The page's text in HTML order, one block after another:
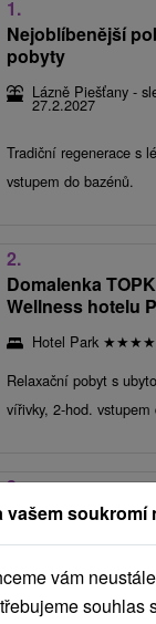
1.
Nejoblíbenější
pobyty
Lázně Piešťany -
27.2.2027
Tradiční regenerace s
vstupem do bazénů.
2.
Domalenka
Wellness hotelu
Hotel Park ★★★★
Relaxační pobyt s
vířivky, 2-hod.
3.
Domalenka
Hotel Magnólia★★
Relaxační pobyt plný
vašem soukromí
vám
souhlas